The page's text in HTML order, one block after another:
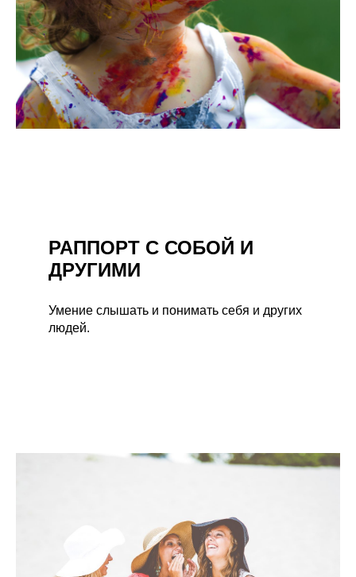
РАППОРТ С СОБОЙ И
ДРУГИМИ
Умение слышать и понимать себя и других
людей.